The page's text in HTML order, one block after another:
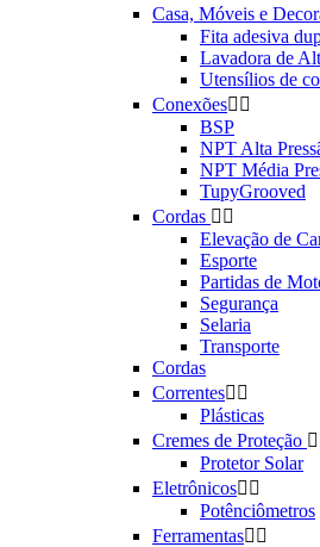
Casa, Móveis e
Fita adesiva
Lavadora de
Utensílios de
Conexões 
BSP
NPT Alta
NPT Média
TupyGrooved
Cordas  
Elevação de
Esporte
Partidas de
Segurança
Selaria
Transporte
Cordas
Correntes 
Plásticas
Cremes de Proteção 
Protetor Solar
Eletrônicos 
Potênciômetros
Ferramentas 